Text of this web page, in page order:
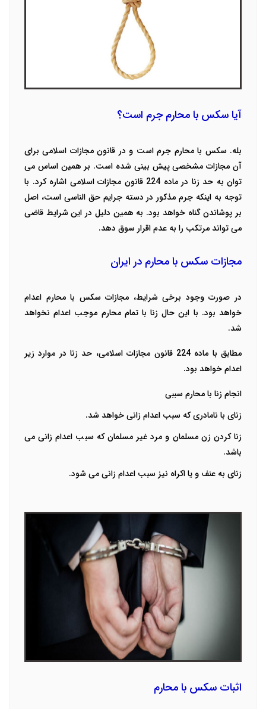
آیا سکس با محارم جرم است؟
بله. سکس با محارم جرم است و در قانون مجازات اسلامی برای
آن مجازات مشخصی پیش بینی شده است. بر همین اساس می
توان به حد زنا در ماده 224 قانون مجازات اسلامی اشاره کرد. با
توجه به اینکه جرم مذکور در دسته جرایم حق الناسی است، اصل
بر پوشاندن گناه خواهد بود. به همین دلیل در این شرایط قاضی
می تواند مرتکب را به عدم اقرار سوق دهد.
مجازات سکس با محارم در ایران
در صورت وجود برخی شرایط، مجازات سکس با محارم اعدام
خواهد بود‌. با این حال زنا با تمام محارم موجب اعدام نخواهد
شد.
مطابق با ماده 224 قانون مجازات اسلامی، حد زنا در موارد زیر
اعدام خواهد بود‌.
انجام زنا با محارم سببی
زنای با نامادری که سبب اعدام زانی خواهد شد‌.
زنا کردن زن مسلمان و مرد غیر مسلمان که سبب اعدام زانی می
باشد.
زنای به عنف و یا اکراه نیز سبب اعدام زانی می شود.
اثبات سکس با محارم